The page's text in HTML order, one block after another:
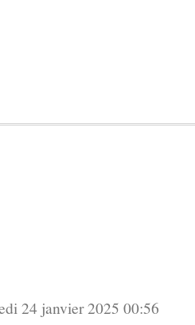
24 janvier 2025 00:56